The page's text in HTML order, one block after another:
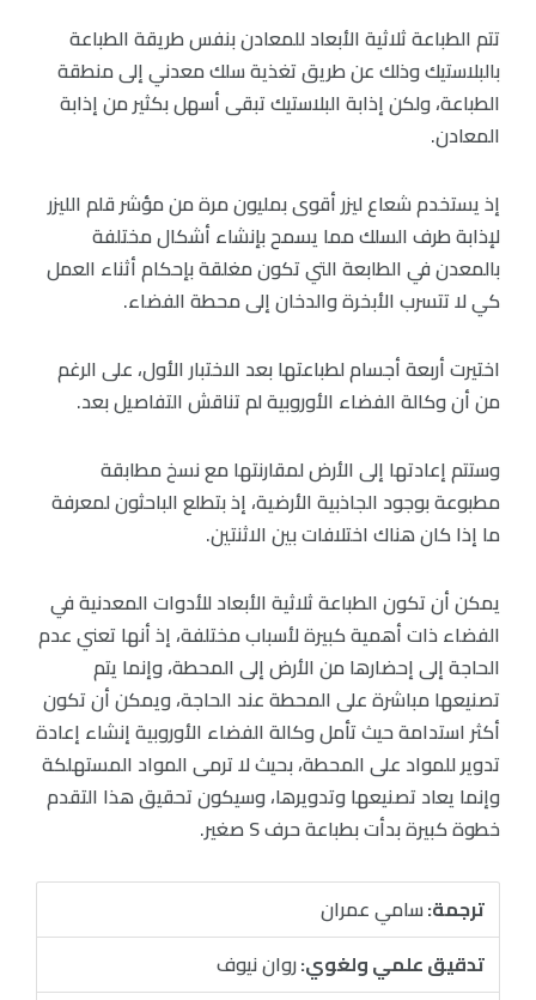
تتم الطباعة ثلاثية الأبعاد للمعادن بنفس طريقة الطباعة
بالبلاستيك وذلك عن طريق تغذية سلك معدني إلى منطقة
الطباعة، ولكن إذابة البلاستيك تبقى أسهل بكثير من إذابة
المعادن.
إذ يستخدم شعاع ليزر أقوى بمليون مرة من مؤشر قلم الليزر
لإذابة طرف السلك مما يسمح بإنشاء أشكال مختلفة
بالمعدن في الطابعة التي تكون مغلقة بإحكام أثناء العمل
كي لا تتسرب الأبخرة والدخان إلى محطة الفضاء.
اختيرت أربعة أجسام لطباعتها بعد الاختبار الأول، على الرغم
من أن وكالة الفضاء الأوروبية لم تناقش التفاصيل بعد.
وستتم إعادتها إلى الأرض لمقارنتها مع نسخ مطابقة
مطبوعة بوجود الجاذبية الأرضية، إذ بتطلع الباحثون لمعرفة
ما إذا كان هناك اختلافات بين الاثنتين.
يمكن أن تكون الطباعة ثلاثية الأبعاد للأدوات المعدنية في
الفضاء ذات أهمية كبيرة لأسباب مختلفة، إذ أنها تعني عدم
الحاجة إلى إحضارها من الأرض إلى المحطة، وإنما يتم
تصنيعها مباشرة على المحطة عند الحاجة، ويمكن أن تكون
أكثر استدامة حيث تأمل وكالة الفضاء الأوروبية إنشاء إعادة
تدوير للمواد على المحطة، بحيث لا ترمى المواد المستهلكة
وإنما يعاد تصنيعها وتدويرها، وسيكون تحقيق هذا التقدم
خطوة كبيرة بدأت بطباعة حرف S صغير.
ترجمة:سامي عمران
تدقيق علمي ولغوي:روان نيوف